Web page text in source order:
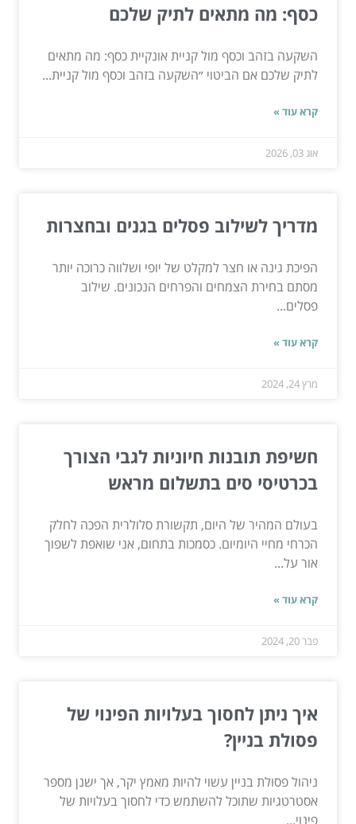
כסף: מה מתאים לתיק שלכם
השקעה בזהב וכסף מול קניית אונקיית כסף: מה מתאים
לתיק שלכם אם הביטוי ״השקעה בזהב וכסף מול קניית...
קרא עוד »
אוג 03, 2026
מדריך לשילוב פסלים בגנים ובחצרות
הפיכת גינה או חצר למקלט של יופי ושלווה כרוכה יותר
מסתם בחירת הצמחים והפרחים הנכונים. שילוב
פסלים...
קרא עוד »
מרץ 24, 2024
חשיפת תובנות חיוניות לגבי הצורך
בכרטיסי סים בתשלום מראש
בעולם המהיר של היום, תקשורת סלולרית הפכה לחלק
הכרחי מחיי היומיום. כסמכות בתחום, אני שואפת לשפוך
אור על...
קרא עוד »
פבר 20, 2024
איך ניתן לחסוך בעלויות הפינוי של
פסולת בניין?
ניהול פסולת בניין עשוי להיות מאמץ יקר, אך ישנן מספר
אסטרטגיות שתוכל להשתמש כדי לחסוך בעלויות של
פינוי...